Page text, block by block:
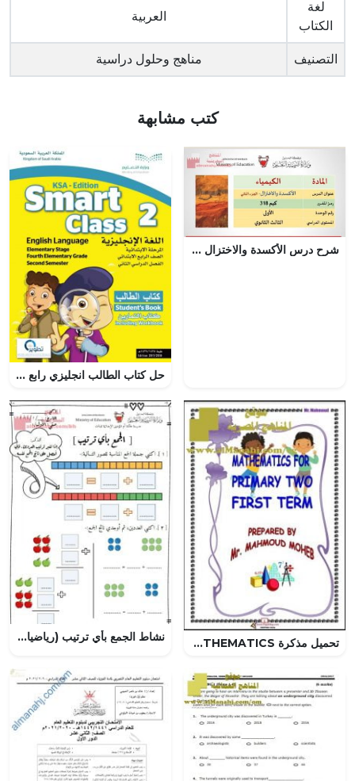
لغة
الكتاب
العربية
التصنيف مناهج وحلول دراسية
كتب مشابهة
شرح درس الأكسدة والاختزال الجزء الثاني مقرر كيم 318
حل كتاب الطالب انجليزي رابع ابتدائي ف2 – المنهاج السعودي
تحميل مذكرة MATHEMATICS نشاط الجمع بأي ترتيب (رياضيات) الأول